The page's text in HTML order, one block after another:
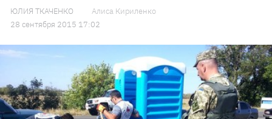
ЮЛИЯ ТКАЧЕНКО
Алиса Кириленко
28 сентября 2015 17:02